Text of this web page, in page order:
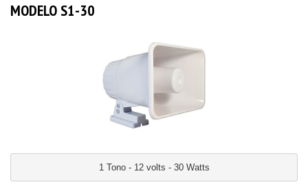
MODELO S1-30
1 Tono - 12 volts - 30 Watts